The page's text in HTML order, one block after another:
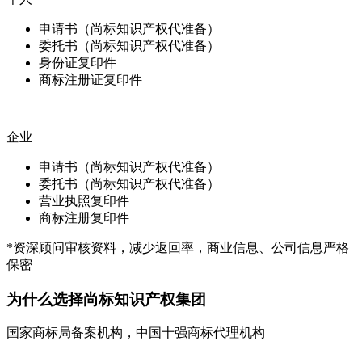
申请书（尚标知识产权代准备）
委托书（尚标知识产权代准备）
身份证复印件
商标注册证复印件
企业
申请书（尚标知识产权代准备）
委托书（尚标知识产权代准备）
营业执照复印件
商标注册复印件
*资深顾问审核资料，减少返回率，商业信息、公司信息严格
保密
为什么选择尚标知识产权集团
国家商标局备案机构，中国十强商标代理机构